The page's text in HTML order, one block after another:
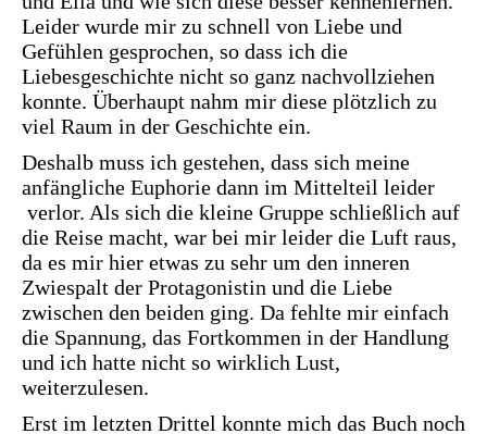
Leider wurde mir zu schnell von Liebe und
Gefühlen gesprochen, so dass ich die
Liebesgeschichte nicht so ganz nachvollziehen
konnte. Überhaupt nahm mir diese plötzlich zu
viel Raum in der Geschichte ein.
Deshalb muss ich gestehen, dass sich meine
anfängliche Euphorie dann im Mittelteil leider
verlor. Als sich die kleine Gruppe schließlich auf
die Reise macht, war bei mir leider die Luft raus,
da es mir hier etwas zu sehr um den inneren
Zwiespalt der Protagonistin und die Liebe
zwischen den beiden ging. Da fehlte mir einfach
die Spannung, das Fortkommen in der Handlung
und ich hatte nicht so wirklich Lust,
weiterzulesen.
Erst im letzten Drittel konnte mich das Buch noch